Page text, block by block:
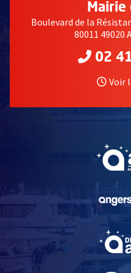
Mairie
Boulevard de la
80011 49020
02
Voir